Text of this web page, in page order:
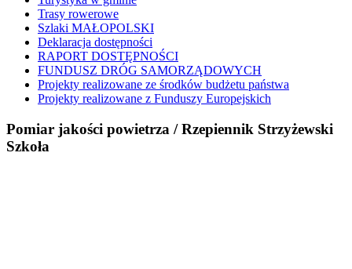
Trasy rowerowe
Szlaki MAŁOPOLSKI
Deklaracja dostępności
RAPORT DOSTĘPNOŚCI
FUNDUSZ DRÓG SAMORZĄDOWYCH
Projekty realizowane ze środków budżetu państwa
Projekty realizowane z Funduszy Europejskich
Pomiar jakości powietrza / Rzepiennik Strzyżewski
Szkoła